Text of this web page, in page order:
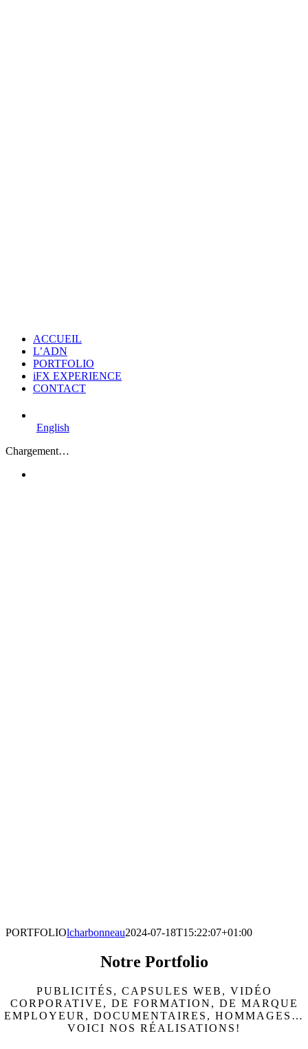
ACCUEIL
L’ADN
PORTFOLIO
iFX EXPERIENCE
CONTACT
English
Chargement…
PORTFOLIOlcharbonneau2024-07-18T15:22:07+01:00
Notre Portfolio
PUBLICITÉS, CAPSULES WEB, VIDÉO
CORPORATIVE, DE FORMATION, DE MARQUE
EMPLOYEUR, DOCUMENTAIRES, HOMMAGES…
VOICI NOS RÉALISATIONS!